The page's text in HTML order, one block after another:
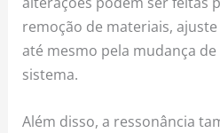
remoção de materiais,
até mesmo pela mudança
sistema.
Além disso, a ressonância